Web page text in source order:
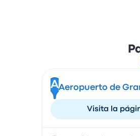
AAeropuerto de
Visita la